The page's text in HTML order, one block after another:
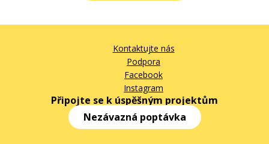
Kontaktujte nás
Podpora
Facebook
Instagram
Připojte se k úspěšným projektům
Nezávazná poptávka